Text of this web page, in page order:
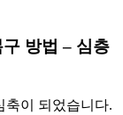
방법 – 심층
축이 되었습니다.